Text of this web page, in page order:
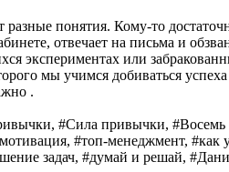
понятия. Кому-то
отвечает на письма и
экспериментах или
мы учимся добиваться
.
#Сила привычки,
#топ-менеджмент,
задач, #думай и решай,